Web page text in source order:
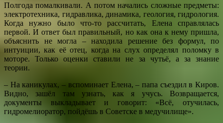
Полгода помалкивали. А потом начались сложные предметы:
электротехника, гидравлика, динамика, геология, гидрология.
Когда нужно было что-то рассчитать, Елена справлялась
первой. И ответ был правильный, но как она к нему пришла,
объяснить не могла – находила решение без формул, по
интуиции, как её отец, когда на слух определял поломку в
моторе. Только оценки ставили не за чутьё, а за знание
теории.
– На каникулах, – вспоминает Елена, – папа съездил в Киров.
Видно, зашёл там узнать, как я учусь. Возвращается,
документы выкладывает и говорит: «Всё, отучилась,
гидромелиоратор, пойдёшь в Советске в медучилище».